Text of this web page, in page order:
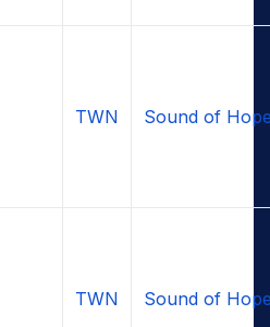
TWN Sound of
TWN Sound of